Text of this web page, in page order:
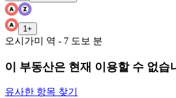
1 +
오시가미 역 - 7 도보 분
이 부동산은 현재 이용할 수 없습
유사한 항목 찾기